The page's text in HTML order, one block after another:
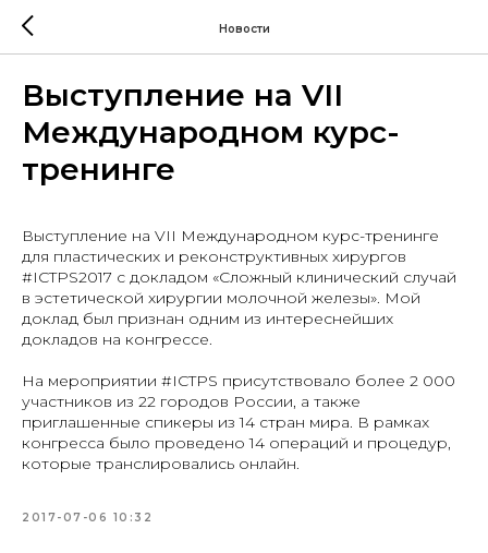
Новости
Выступление на VII
Международном курс-
тренинге
Выступление на VII Международном курс-тренинге
для пластических и реконструктивных хирургов
#ICTPS2017 с докладом «Сложный клинический случай
в эстетической хирургии молочной железы». Мой
доклад был признан одним из интереснейших
докладов на конгрессе.
На мероприятии #ICTPS присутствовало более 2 000
участников из 22 городов России, а также
приглашенные спикеры из 14 стран мира. В рамках
конгресса было проведено 14 операций и процедур,
которые транслировались онлайн.
2017-07-06 10:32